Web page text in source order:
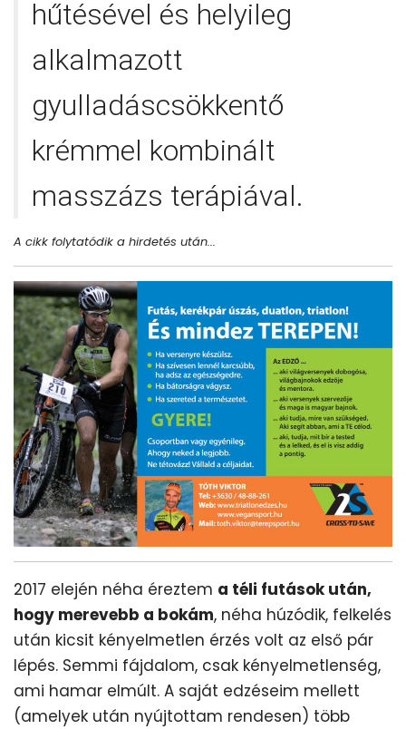
hűtésével és helyileg
alkalmazott
gyulladáscsökkentő
krémmel kombinált
masszázs terápiával.
A cikk folytatódik a hirdetés után...
2017 elején néha éreztem a téli futások után,
hogy merevebb a bokám, néha húzódik, felkelés
után kicsit kényelmetlen érzés volt az első pár
lépés. Semmi fájdalom, csak kényelmetlenség,
ami hamar elmúlt. A saját edzéseim mellett
(amelyek után nyújtottam rendesen) több